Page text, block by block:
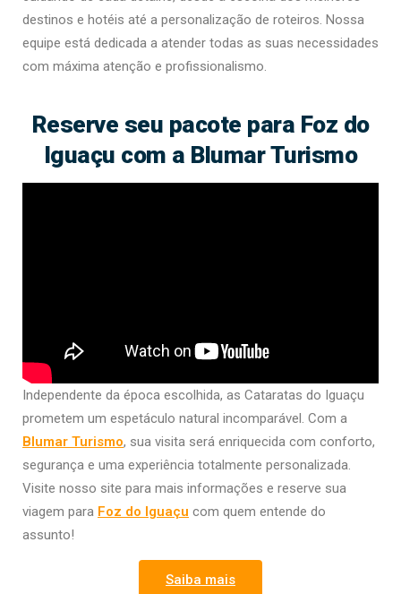
destinos e hotéis até a personalização de roteiros. Nossa
equipe está dedicada a atender todas as suas necessidades
com máxima atenção e profissionalismo.
Reserve seu pacote para Foz do
Iguaçu com a Blumar Turismo
Independente da época escolhida, as Cataratas do Iguaçu
prometem um espetáculo natural incomparável. Com a
Blumar Turismo, sua visita será enriquecida com conforto,
segurança e uma experiência totalmente personalizada.
Visite nosso site para mais informações e reserve sua
viagem para Foz do Iguaçu com quem entende do
assunto!
Saiba mais